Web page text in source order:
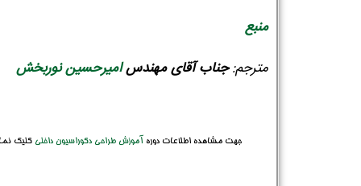
منبع
مترجم:جناب آقای مهندسامیرحسین نوربخش
جهت مشاهده اطلاعات دوره آموزش طراحی دکوراسیون داخلی کلیک